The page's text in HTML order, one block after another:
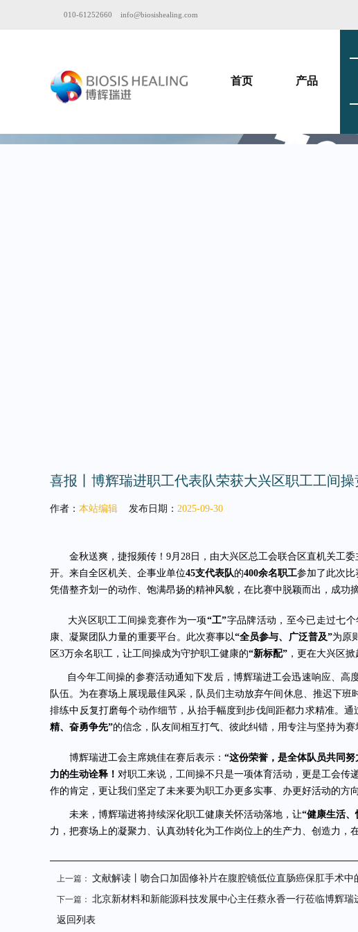
010-61252660 info@biosishealing.com
首页 产品
喜报丨博辉瑞进职工代表队荣获大兴区职工工间
作者： 本站编辑 发布日期： 2025-09-30
金秋送爽，捷报频传！9月28日，由大兴区总工会联合区直机关工委
开。来自全区机关、企事业单位45支代表队的400余名职工参加了此次比
凭借整齐划一的动作、饱满昂扬的精神风貌，在比赛中脱颖而出，成功
大兴区职工工间操竞赛作为一项“工”字品牌活动，至今已走过七
康、凝聚团队力量的重要平台。此次赛事以“全员参与、广泛普及”为原
区3万余名职工，让工间操成为守护职工健康的“新标配” ，更在大兴区掀
自今年工间操的参赛活动通知下发后，博辉瑞进工会迅速响应、高
队伍。为在赛场上展现最佳风采，队员们主动放弃午间休息、推迟下
排练中反复打磨每个动作细节，从抬手幅度到步伐间距都力求精准。
精、奋勇争先”的信念，队友间相互打气、彼此纠错，用专注与坚持为赛
博辉瑞进工会主席姚佳在赛后表示： “这份荣誉，是全体队员共同
力的生动诠释！ 对职工来说，工间操不只是一项体育活动，更是工会传
作的肯定，更让我们坚定了未来要为职工办更多实事、办更好活动的方
未来，博辉瑞进将持续深化职工健康关怀活动落地，让“健康生活、
力，把赛场上的凝聚力、认真劲转化为工作岗位上的生产力、创造力，
上一篇： 文献解读丨吻合口加固修补片在腹腔镜低位直肠癌保肛手术中
下一篇： 北京新材料和新能源科技发展中心主任蔡永香一行莅临博辉瑞
返回列表